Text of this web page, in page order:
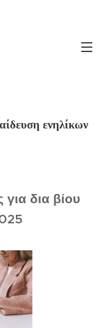
ενηλίκων
για δια βίου